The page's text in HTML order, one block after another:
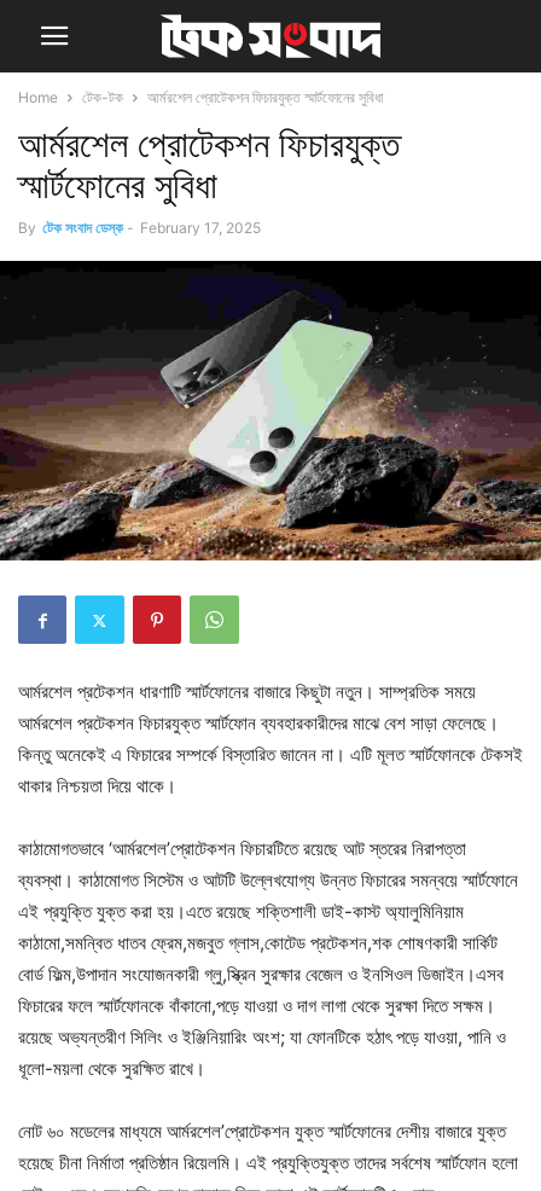
Home টেক-টক আর্মরশেল প্রোটেকশন ফিচারযুক্ত স্মার্টফোনের সুবিধা
আর্মরশেল প্রোটেকশন ফিচারযুক্ত
স্মার্টফোনের সুবিধা
By টেক সংবাদ ডেস্ক - February 17, 2025
আর্মরশেল প্রটেকশন ধারণাটি স্মার্টফোনের বাজারে কিছুটা নতুন। সাম্প্রতিক সময়ে
আর্মরশেল প্রটেকশন ফিচারযুক্ত স্মার্টফোন ব্যবহারকারীদের মাঝে বেশ সাড়া ফেলেছে।
কিন্তু অনেকেই এ ফিচারের সম্পর্কে বিস্তারিত জানেন না। এটি মূলত স্মার্টফোনকে টেকসই
থাকার নিশ্চয়তা দিয়ে থাকে।
কাঠামোগতভাবে ‘আর্মরশেল’প্রোটেকশন ফিচারটিতে রয়েছে আট স্তরের নিরাপত্তা
ব্যবস্থা। কাঠামোগত সিস্টেম ও আটটি উল্লেখযোগ্য উন্নত ফিচারের সমন্বয়ে স্মার্টফোনে
এই প্রযুক্তি যুক্ত করা হয়।এতে রয়েছে শক্তিশালী ডাই-কাস্ট অ্যালুমিনিয়াম
কাঠামো,সমন্বিত ধাতব ফ্রেম,মজবুত গ্লাস,কোটেড প্রটেকশন,শক শোষণকারী সার্কিট
বোর্ড ফিল্ম,উপাদান সংযোজনকারী গ্লু,স্ক্রিন সুরক্ষার বেজেল ও ইনসিওল ডিজাইন।এসব
ফিচারের ফলে স্মার্টফোনকে বাঁকানো,পড়ে যাওয়া ও দাগ লাগা থেকে সুরক্ষা দিতে সক্ষম।
রয়েছে অভ্যন্তরীণ সিলিং ও ইঞ্জিনিয়ারিং অংশ; যা ফোনটিকে হঠাৎ পড়ে যাওয়া, পানি ও
ধূলো-ময়লা থেকে সুরক্ষিত রাখে।
নোট ৬০ মডেলের মাধ্যমে আর্মরশেল’প্রোটেকশন যুক্ত স্মার্টফোনের দেশীয় বাজারে যুক্ত
হয়েছে চীনা নির্মাতা প্রতিষ্ঠান রিয়েলমি। এই প্রযুক্তিযুক্ত তাদের সর্বশেষ স্মার্টফোন হলো